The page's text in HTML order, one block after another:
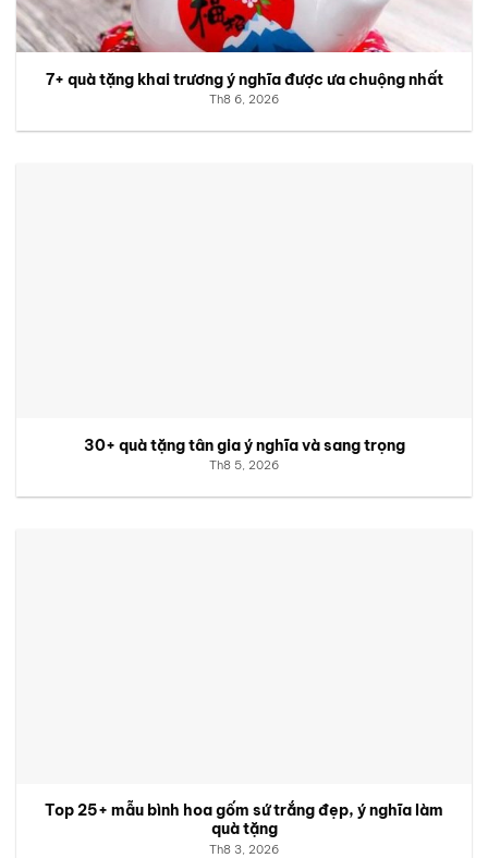
7+ quà tặng khai trương ý nghĩa được ưa chuộng nhất
Th8 6, 2026
30+ quà tặng tân gia ý nghĩa và sang trọng
Th8 5, 2026
Top 25+ mẫu bình hoa gốm sứ trắng đẹp, ý nghĩa làm
quà tặng
Th8 3, 2026